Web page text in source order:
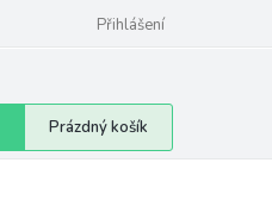
Přihlášení
Nákupní
košík
Prázdný košík